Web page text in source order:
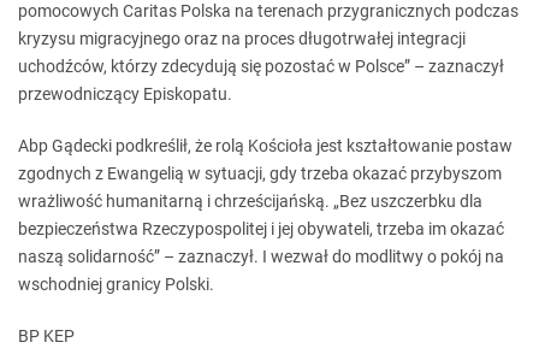
pomocowych Caritas Polska na terenach przygranicznych podczas
kryzysu migracyjnego oraz na proces długotrwałej integracji
uchodźców, którzy zdecydują się pozostać w Polsce” – zaznaczył
przewodniczący Episkopatu.
Abp Gądecki podkreślił, że rolą Kościoła jest kształtowanie postaw
zgodnych z Ewangelią w sytuacji, gdy trzeba okazać przybyszom
wrażliwość humanitarną i chrześcijańską. „Bez uszczerbku dla
bezpieczeństwa Rzeczypospolitej i jej obywateli, trzeba im okazać
naszą solidarność” – zaznaczył. I wezwał do modlitwy o pokój na
wschodniej granicy Polski.
BP KEP